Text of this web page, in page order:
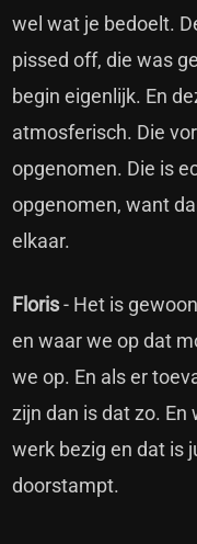
wel wat je bedoelt.
pissed off, die was
begin eigenlijk. En
atmosferisch. Die
opgenomen. Die is
opgenomen, want
elkaar.
Floris- Het is
en waar we op dat
we op. En als er
zijn dan is dat zo.
werk bezig en dat is
doorstampt.